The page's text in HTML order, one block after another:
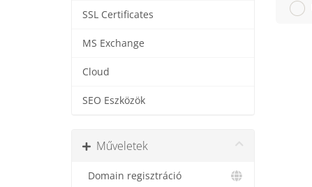
SSL Certificates
MS Exchange
Cloud
SEO Eszközök
Műveletek
Domain regisztráció